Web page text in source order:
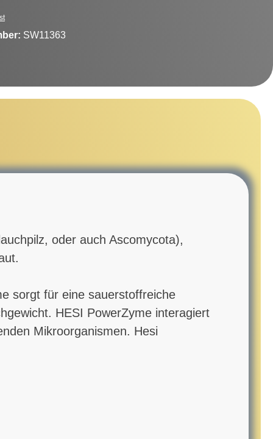
SW11363
oder auch Ascomycota),
sorgt für eine sauerstoffreiche
HESI PowerZyme interagiert
Mikroorganismen. Hesi